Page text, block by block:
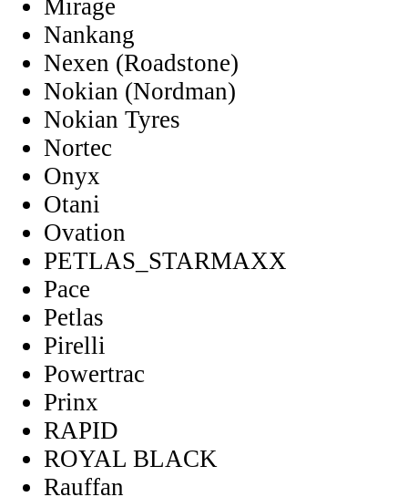
Mirage
Nankang
Nexen (Roadstone)
Nokian (Nordman)
Nokian Tyres
Nortec
Onyx
Otani
Ovation
PETLAS_STARMAXX
Pace
Petlas
Pirelli
Powertrac
Prinx
RAPID
ROYAL BLACK
Rauffan